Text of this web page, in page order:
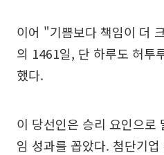
이어 "기쁨보다 책임이 더
의 1461일, 단 하루도 허투
했다.
이 당선인은 승리 요인으로
임 성과를 꼽았다. 첨단기